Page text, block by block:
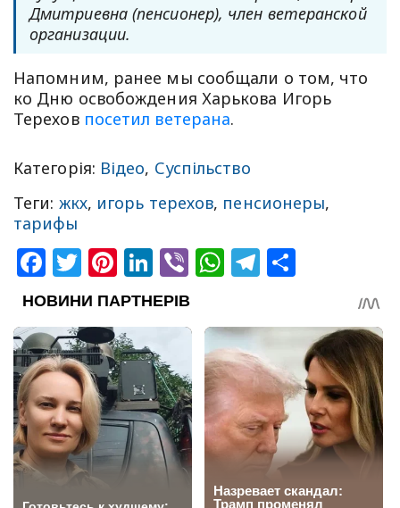
Дмитриевна (пенсионер), член ветеранской
организации.
Напомним, ранее мы сообщали о том, что
ко Дню освобождения Харькова Игорь
Терехов посетил ветерана.
Категорія: Відео, Суспільство
Теги: жкх, игорь терехов, пенсионеры,
тарифы
Facebook
Twitter
Pinterest
LinkedIn
ViberWhatsApp
Telegram